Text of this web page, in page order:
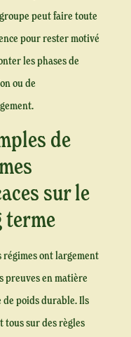
peut faire toute
pour rester motivé
les phases de
ou de
de
sur le
terme
régimes ont largement
preuves en matière
de poids durable. Ils
tous sur des règles